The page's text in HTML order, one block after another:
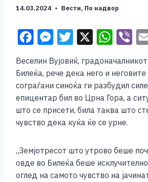
14.03.2024 Вести, По надвор
F
c
e
b
o
o
k
M
e
ss
e
n
g
er
T
wi
tt
er
X W
at
s
A
p
p
Vi
er
Веселин Вујовиќ,
Билеќа, рече дека него и неговите
сограѓани синоќа ги разбудил
епицентар бил во Црна Гора, а
што се присети, била таква што
чувство дека куќа ќе се урне.
„Земјотресот што утрово беше
овде во Билеќа беше
оглед на самото чувство на